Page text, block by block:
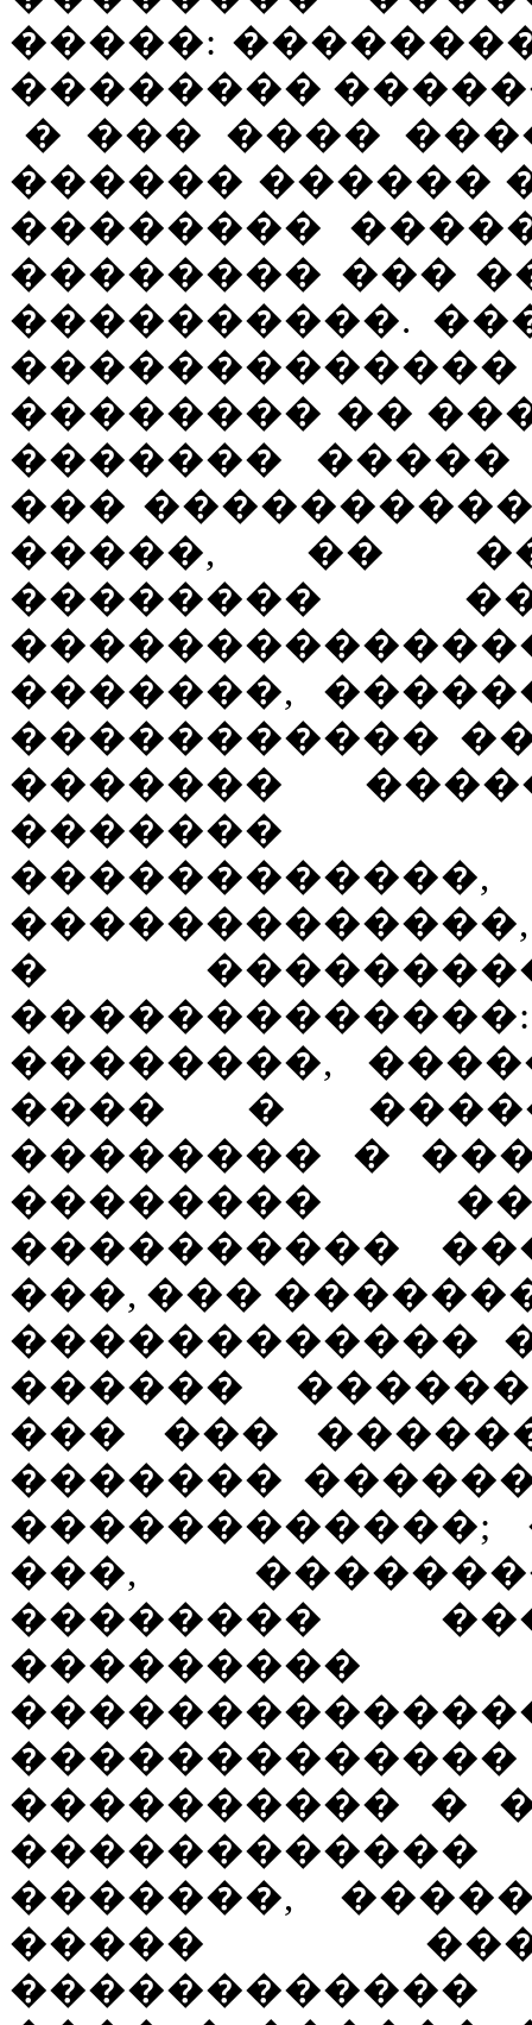
�����:
��������
� ��� ����
������ ������
��������
�������� ���
����������.
�������� ��
�������
���
�����, �� ��
��������
�������,
�����������
�������
�������
�
��������,
���� �
�������� �
��������
����������
���, ���
������������
������
��� ���
�������
���,
��������
���������� �
�������,
�����
������������